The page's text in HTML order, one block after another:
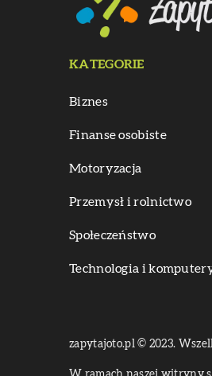
KATEGORIE
Biznes
Finanse osobiste
Motoryzacja
Przemysł i rolnictwo
Społeczeństwo
Technologia i
zapytajoto.pl © 2023.